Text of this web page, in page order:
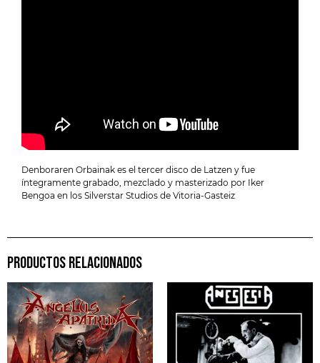
Denboraren Orbainak es el tercer disco de Latzen y fue
íntegramente grabado, mezclado y masterizado por Iker
Bengoa en los Silverstar Studios de Vitoria-Gasteiz
PRODUCTOS RELACIONADOS